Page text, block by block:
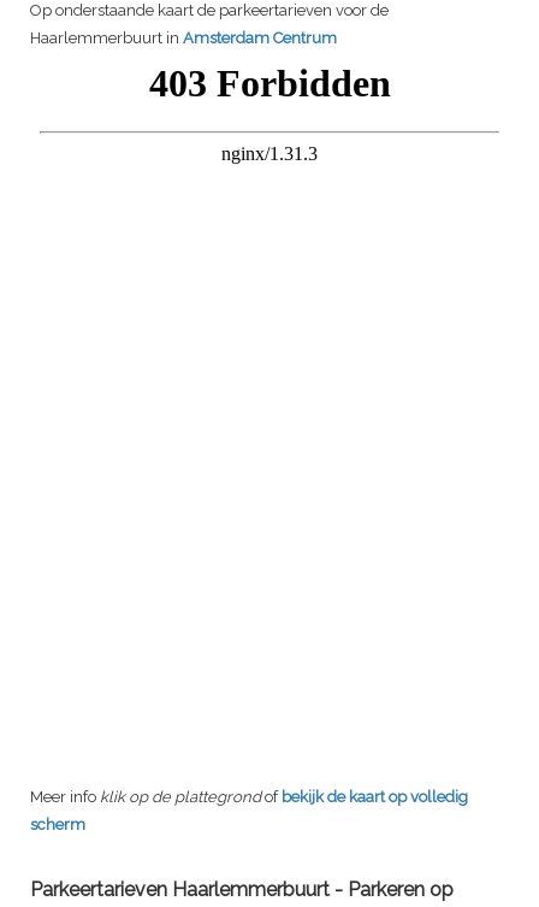
Op onderstaande kaart de parkeertarieven voor de
Haarlemmerbuurt in Amsterdam Centrum
Meer info klik op de plattegrondof bekijk de kaart op volledig
scherm
Parkeertarieven Haarlemmerbuurt - Parkeren op